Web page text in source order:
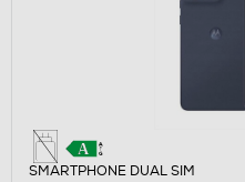
SMARTPHONE DUAL SIM